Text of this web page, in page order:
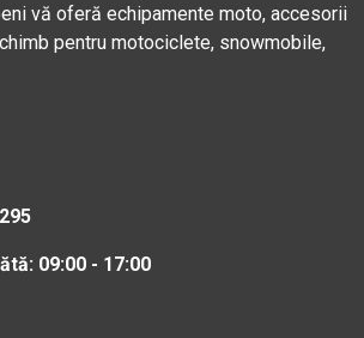
vă oferă echipamente moto, accesorii
pentru motociclete, snowmobile,
09:00 - 17:00